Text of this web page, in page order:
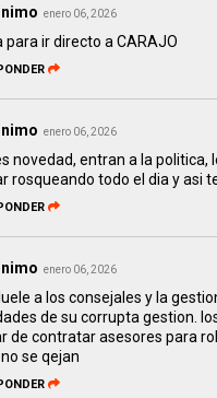
enero 06, 2026
para ir directo a CARAJO
enero 06, 2026
novedad, entran a la politica,
rosqueando todo el dia y asi
enero 06, 2026
a los consejales y la
de su corrupta gestion.
de contratar asesores para
se qejan